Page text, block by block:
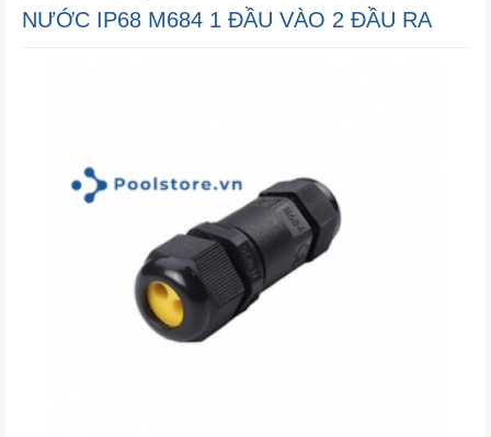
NƯỚC IP68 M684 1 ĐẦU VÀO 2 ĐẦU RA